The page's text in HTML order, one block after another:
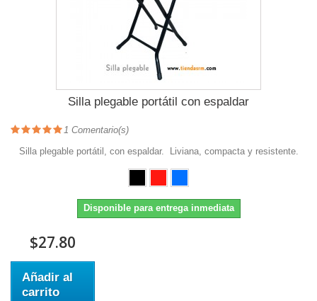
Silla plegable portátil con espaldar
1 Comentario(s)
Silla plegable portátil, con espaldar. Liviana, compacta y resistente.
Disponible para entrega inmediata
$27.80
Añadir al
carrito